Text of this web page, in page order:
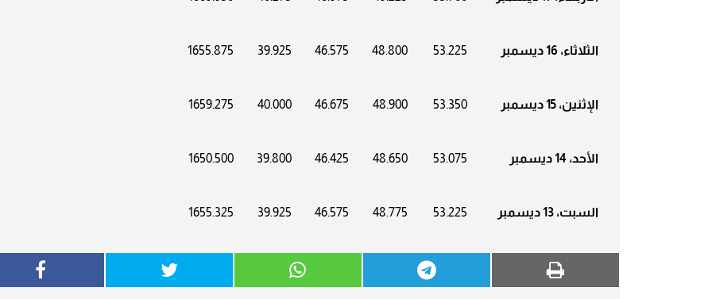
الثلاثاء، 16 ديسمبر 53.225
48.800
46.575
39.925
1655.875
الإثنين، 15 ديسمبر 53.350
48.900
46.675
40.000
1659.275
الأحد، 14 ديسمبر 53.075
48.650
46.425
39.800
1650.500
السبت، 13 ديسمبر 53.225
48.775
46.575
39.925
1655.325